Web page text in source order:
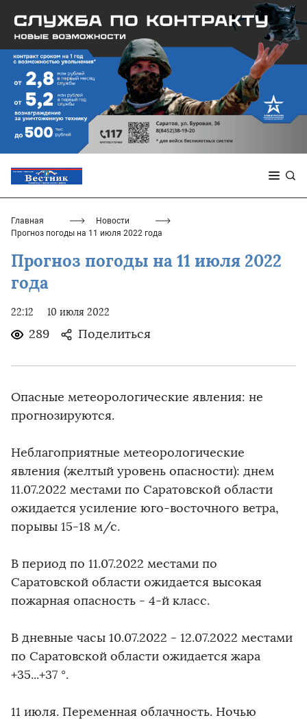
Главная
Новости
Прогноз погоды на 11 июля 2022 года
Прогноз погоды на 11 июля 2022
года
22:12 10 июля 2022
289 Поделиться
Опасные метеорологические явления: не
прогнозируются.
Неблагоприятные метеорологические
явления (желтый уровень опасности): днем
11.07.2022 местами по Саратовской области
ожидается усиление юго-восточного ветра,
порывы 15-18 м/с.
В период по 11.07.2022 местами по
Саратовской области ожидается высокая
пожарная опасность - 4-й класс.
В дневные часы 10.07.2022 - 12.07.2022 местами
по Саратовской области ожидается жара
+35...+37 °.
11 июля. Переменная облачность. Ночью